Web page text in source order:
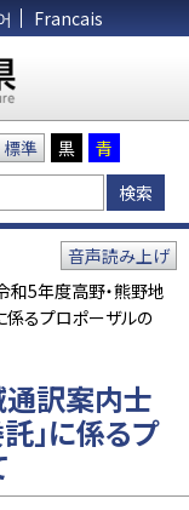
Francais
標準 黒 青
和5年度高野・熊野地
係るプロポーザルの
音声読み上げ
通訳案内士
」に係るプ